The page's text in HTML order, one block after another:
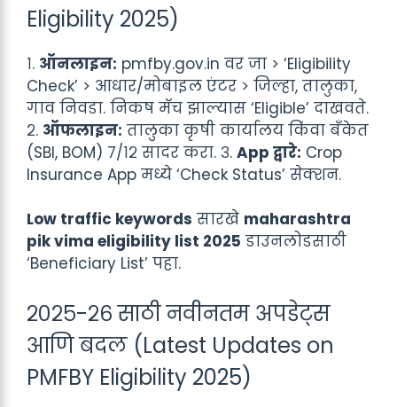
Eligibility 2025)
१. ऑनलाइन: pmfby.gov.in वर जा > ‘Eligibility
Check’ > आधार/मोबाइल एंटर > जिल्हा, तालुका,
गाव निवडा. निकष मॅच झाल्यास ‘Eligible’ दाखवते.
२. ऑफलाइन: तालुका कृषी कार्यालय किंवा बँकेत
(SBI, BOM) ७/१२ सादर करा. ३. App द्वारे: Crop
Insurance App मध्ये ‘Check Status’ सेक्शन.
Low traffic keywords सारखे maharashtra
pik vima eligibility list 2025 डाउनलोडसाठी
‘Beneficiary List’ पहा.
२०२५-२६ साठी नवीनतम अपडेट्स
आणि बदल (Latest Updates on
PMFBY Eligibility 2025)